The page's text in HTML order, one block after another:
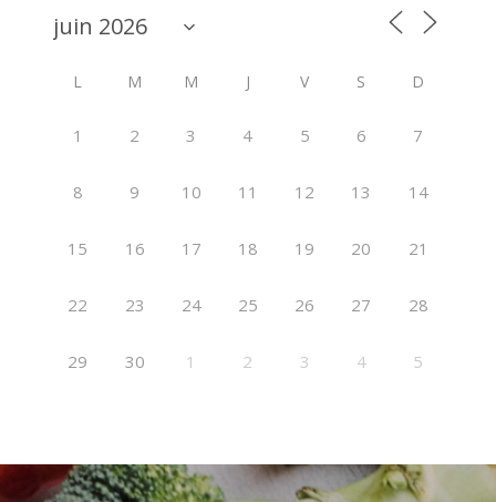
L M M J V S D
1 2 3 4 5 6 7
8 9 10 11 12 13 14
15 16 17 18 19 20 21
22 23 24 25 26 27 28
29 30 1 2 3 4 5